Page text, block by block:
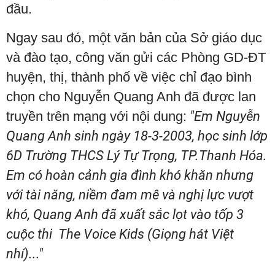
đầu.
Ngay sau đó, một văn bản của Sở giáo dục
và đào tạo, công văn gửi các Phòng GD-ĐT
huyện, thị, thành phố về việc chỉ đạo bình
chọn cho Nguyễn Quang Anh đã được lan
truyền trên mạng với nội dung: "Em Nguyễn
Quang Anh sinh ngày 18-3-2003, học sinh lớp
6D Trường THCS Lý Tự Trọng, TP.Thanh Hóa.
Em có hoàn cảnh gia đình khó khăn nhưng
với tài năng, niềm đam mê và nghị lực vượt
khó, Quang Anh đã xuất sắc lọt vào tốp 3
cuộc thi The Voice Kids (Giọng hát Việt
nhí)..."